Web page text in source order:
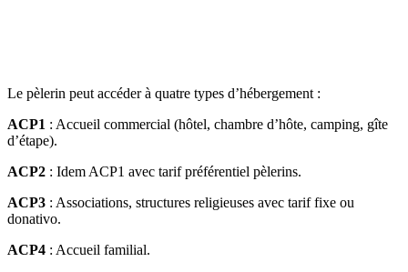
Le pèlerin peut accéder à quatre types d’hébergement :
ACP1 : Accueil commercial (hôtel, chambre d’hôte, camping, gîte
d’étape).
ACP2 : Idem ACP1 avec tarif préférentiel pèlerins.
ACP3 : Associations, structures religieuses avec tarif fixe ou
donativo.
ACP4 : Accueil familial.